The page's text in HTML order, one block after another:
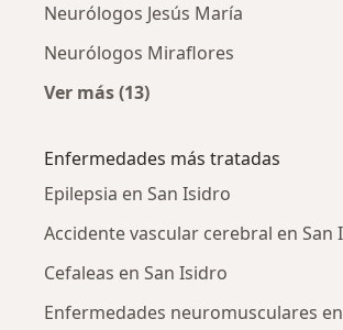
Neurólogos Jesús María
Neurólogos Miraflores
Ver más (13)
Enfermedades más tratadas
Epilepsia en San Isidro
Accidente vascular cerebral en San
Cefaleas en San Isidro
Enfermedades neuromusculares